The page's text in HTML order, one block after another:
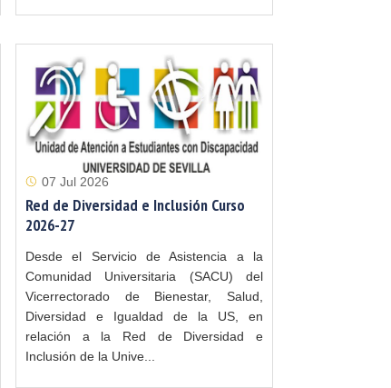
07 Jul 2026
Red de Diversidad e Inclusión Curso
2026-27
Desde el Servicio de Asistencia a la
Comunidad Universitaria (SACU) del
Vicerrectorado de Bienestar, Salud,
Diversidad e Igualdad de la US, en
relación a la Red de Diversidad e
Inclusión de la Unive...